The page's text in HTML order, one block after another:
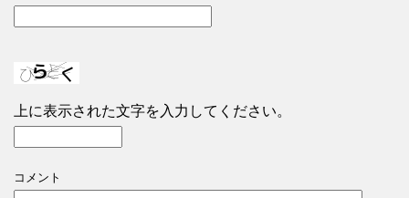
上に表示された文字を入力してください。
コメント